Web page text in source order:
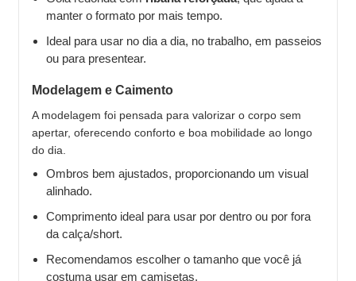
manter o formato por mais tempo.
Ideal para usar no dia a dia, no trabalho, em passeios
ou para presentear.
Modelagem e Caimento
A modelagem foi pensada para valorizar o corpo sem
apertar, oferecendo conforto e boa mobilidade ao longo
do dia.
Ombros bem ajustados, proporcionando um visual
alinhado.
Comprimento ideal para usar por dentro ou por fora
da calça/short.
Recomendamos escolher o tamanho que você já
costuma usar em camisetas.